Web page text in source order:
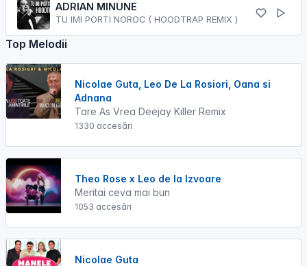
ADRIAN MINUNE
TU IMI PORTI NOROC ( HOODTRAP REMIX )
Top Melodii
Nicolae Guta, Leo De La Rosiori, Oana si
Adnana
Tare As Vrea Deejay Killer Remix
1330 accesări
Theo Rose x Leo de la Izvoare
Meritai ceva mai bun
1053 accesări
Nicolae Guta